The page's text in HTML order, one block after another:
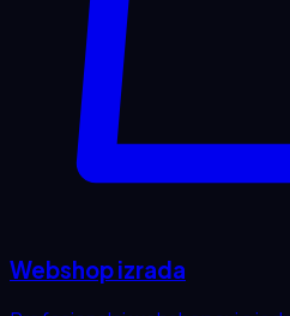
Webshop izrada